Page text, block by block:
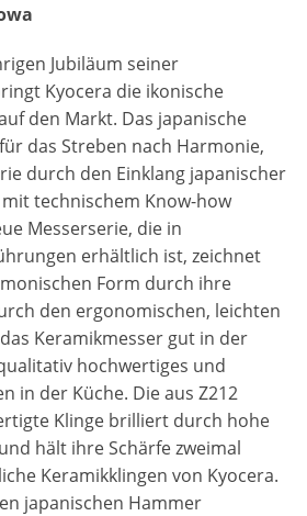
Jubiläum seiner
Kyocera die ikonische
den Markt. Das japanische
das Streben nach Harmonie,
durch den Einklang japanischer
technischem Know-how
Messerserie, die in
erhältlich ist, zeichnet
Form durch ihre
den ergonomischen, leichten
Keramikmesser gut in der
hochwertiges und
in der Küche. Die aus Z212
Klinge brilliert durch hohe
hält ihre Schärfe zweimal
Keramikklingen von Kyocera.
japanischen Hammer